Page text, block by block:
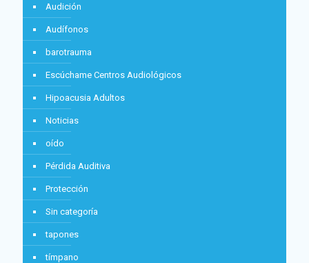
Audición
Audífonos
barotrauma
Escúchame Centros Audiológicos
Hipoacusia Adultos
Noticias
oído
Pérdida Auditiva
Protección
Sin categoría
tapones
tímpano